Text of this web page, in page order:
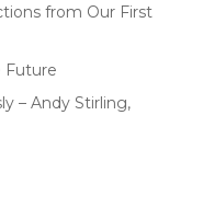
from Our First
Future
– Andy Stirling,